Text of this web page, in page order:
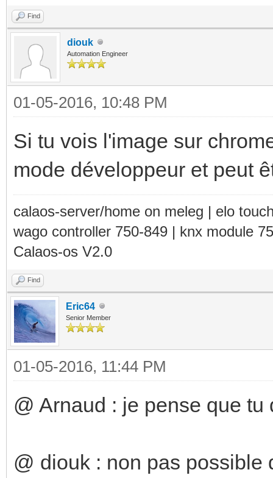
Find
diouk
Automation Engineer
01-05-2016, 10:48 PM
Si tu vois l'image sur
mode développeur et peut
calaos-server/home on meleg | elo
wago controller 750-849 | knx module
Calaos-os V2.0
Find
Eric64
Senior Member
01-05-2016, 11:44 PM
@ Arnaud : je pense que
@ diouk : non pas possible